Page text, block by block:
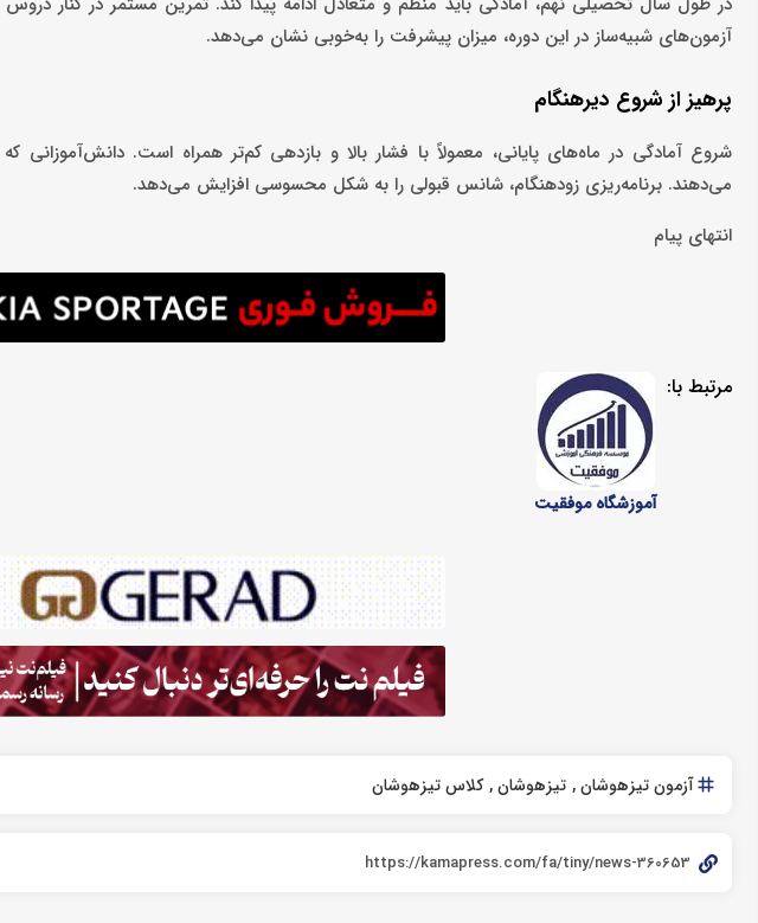
آزمون‌های شبیه‌ساز در این دوره، میزان پیشرفت را به‌خوبی نشان می‌دهد.
پرهیز از شروع دیرهنگام
شروع آمادگی در ماه‌های پایانی، معمولاً با فشار بالا و بازدهی کم‌تر همراه است. دانش‌آموزانی
می‌دهند. برنامه‌ریزی زودهنگام، شانس قبولی را به‌ شکل محسوسی افزایش می‌دهد.
انتهای پیام
مرتبط با:
آموزشگاه موفقیت
آزمون تیزهوشان تیزهوشان کلاس تیزهوشان